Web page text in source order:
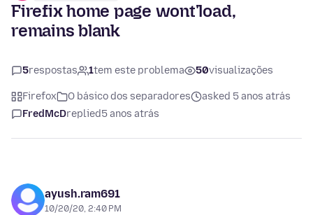
Firefix home page wont'load,
remains blank
5respostas 1tem este problema 50visualizações
Firefox O básico dos separadores
asked 5 anos atrás
FredMcDreplied5 anos atrás
ayush.ram691
10/20/20, 2:40 PM